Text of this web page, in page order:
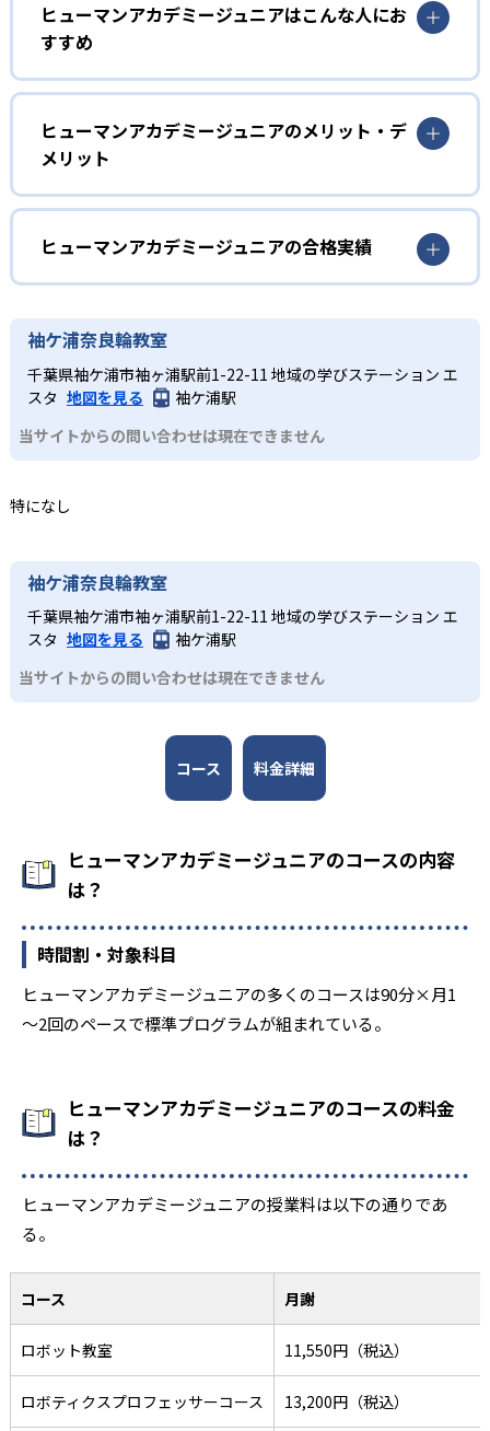
ヒューマンアカデミージュニアでは、ロボット教室、ロボ
ティクスプロフェッサーコース、こどもプログラミング教
室、科学教室、さんすう数学教室の5つのコースを展開。
STEAM教育の考え方を取り入れ、子どもの「好き」を養
う。
ロボット教室の監修は、ロボットの世界大会「ロボカッ
プ」で史上初となる5年連続優勝を果たしたロボットクリエ
イター高橋智隆 氏。ロボティクスプロフェッサーコース
は、千葉工業大学fuRo（未来ロボット技術研究センター）
材監修はRailsプログラマーとして活躍する鳥井雪 氏で、科
学教室の監修は京都大学iCeMS特定助教の樋口雅一 氏。さ
んすう数学教室のアドバイザーには東京大学先端科学技術
研究センター教授の西成活裕 氏と、各分野の第一線で活躍
する人物が監修者・アドバイザーとして名を連ねる。
3 全国規模の安心感
日本全国47都道府県に2,000以上の教室を展開し、27,000
れ、仲間と切磋琢磨できる環境を提供している。
ヒューマンアカデミージュニアはこんな人にお
すすめ
幼児
子どもの好奇心を育みたい家庭
ヒューマンアカデミージュニアでは、ロボット教室のプラ
イマリーコースや科学教室（サイエンスゲーツ）など、小
学校入学前の幼児でも通えるコースが用意されている。ロ
ボットの作成や科学の実験を通して、子どもの好奇心を喚
起する。
楽しく学びを継続したい子ども
実際にロボットを作成するロボット教室、スモールステッ
プのこどもプログラミング教室、実験から学ぶ科学教室な
工夫が凝らされている。
もは実験や制作活動などを楽しみながら、学びを深めてい
くことが可能だ。全国大会での発表機会があるコースもあ
り、探究力と表現力を磨くことができる。
ヒューマンアカデミージュニアのメリット・デ
メリット
どんなメリットがある?
ヒューマンアカデミージュニアは、ロボット教室、プログ
ラミング教室、科学教室、さんすう数学教室と多彩なコー
スを展開。世界的クリエイターや研究者などの専門家が監
修に基づいた内容で、子どもの探究意欲を引き出すことが
可能だ。全国2,000以上の教室ネットワークや全国大会を通
じたコミュニティ活動により、同世代の仲間と切磋琢磨で
きる環境が整い、継続的な学習意欲を維持しやすい点も大
きなメリットである。
どんなデメリットがある?
が中心であり、短期間でのスキル定着には家庭での復習や
用、毎月の授業料や材料費などが発生することもあるた
め、費用負担の点も留意が必要である。
ヒューマンアカデミージュニアの合格実績
ヒューマンアカデミージュニアは合格実績を公式サイトで
袖ケ浦奈良輪教室
千葉県袖ケ浦市袖ヶ浦駅前1-22-11 地域の学びステーション エ
スタ 地図を見る
袖ケ浦駅
当サイトからの問い合わせは現在できません
特になし
袖ケ浦奈良輪教室
千葉県袖ケ浦市袖ヶ浦駅前1-22-11 地域の学びステーション エ
スタ 地図を見る
袖ケ浦駅
当サイトからの問い合わせは現在できません
コース 料金詳細
ヒューマンアカデミージュニアのコースの内容
は？
時間割・対象科目
ヒューマンアカデミージュニアの多くのコースは90分×月1
～2回のペースで標準プログラムが組まれている。
ヒューマンアカデミージュニアのコースの料金
は？
ヒューマンアカデミージュニアの授業料は以下の通りであ
る。
コース 月謝
ロボット教室 11,550円（税込）
ロボティクスプロフェッサーコース 13,200円（税込）